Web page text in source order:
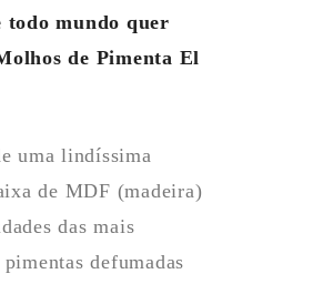
todo mundo quer
de Pimenta El
uma lindíssima
de MDF (madeira)
das mais
pimentas defumadas